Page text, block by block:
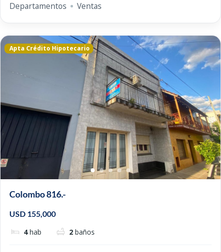
Departamentos Ventas
Apta Crédito Hipotecario
Colombo 816.-
USD 155,000
4 hab 2 baños